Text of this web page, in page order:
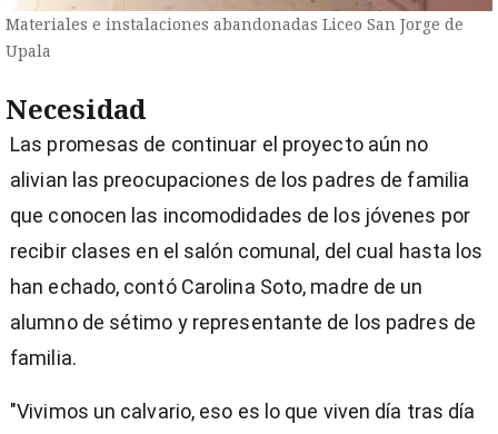
Materiales e instalaciones abandonadas Liceo San Jorge de
Upala
Necesidad
Las promesas de continuar el proyecto aún no
alivian las preocupaciones de los padres de familia
que conocen las incomodidades de los jóvenes por
recibir clases en el salón comunal, del cual hasta los
han echado, contó Carolina Soto, madre de un
alumno de sétimo y representante de los padres de
familia.
"Vivimos un calvario, eso es lo que viven día tras día